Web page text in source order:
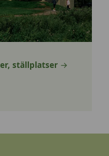
ställplatser →